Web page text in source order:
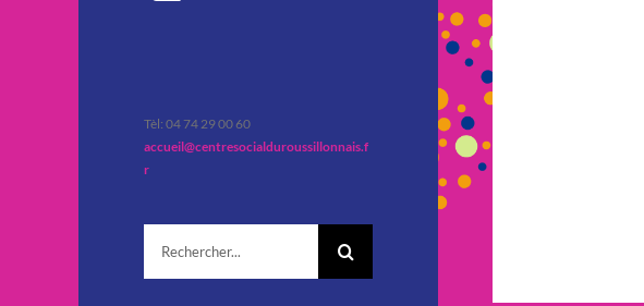
Tèl: 04 74 29 00 60
accueil@centresocialduroussillonnais.f
r